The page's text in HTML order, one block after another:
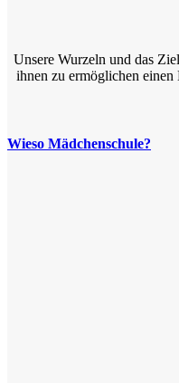
Unsere Wurzeln und das
ihnen zu ermöglichen einen
Wieso Mädchenschule?